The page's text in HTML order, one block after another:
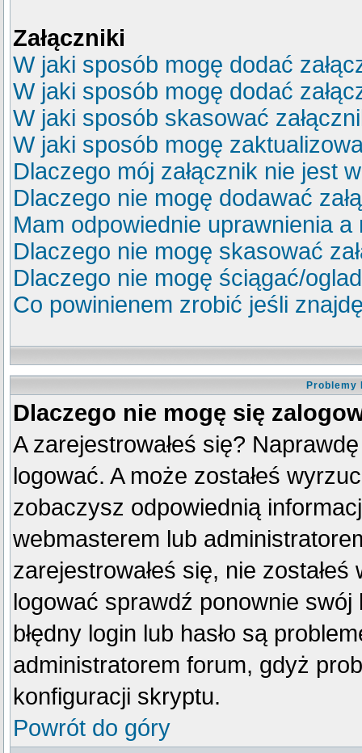
Załączniki
W jaki sposób mogę dodać
W jaki sposób mogę dodać
W jaki sposób skasować
W jaki sposób mogę
Dlaczego mój załącznik nie jest
Dlaczego nie mogę dodawać
Mam odpowiednie uprawnienia
Dlaczego nie mogę skasować
Dlaczego nie mogę ściągać/
Co powinienem zrobić jeśli
Problemy
Dlaczego nie mogę się
A zarejestrowałeś się?
logować. A może zostałeś
zobaczysz odpowiednią
webmasterem lub
zarejestrowałeś się, nie
logować sprawdź ponownie swój
błędny login lub hasło są
administratorem forum, gdyż
konfiguracji skryptu.
Powrót do góry